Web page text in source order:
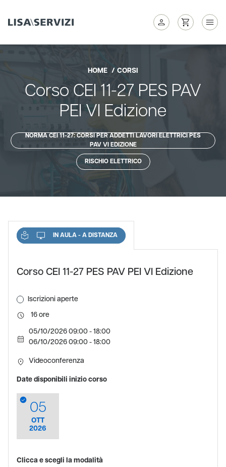
HOME CORSI
Corso CEI 11-27 PES PAV
PEI VI Edizione
NORMA CEI 11-27: CORSI PER ADDETTI LAVORI ELETTRICI PES
PAV VI EDIZIONE
RISCHIO ELETTRICO
IN AULA - A DISTANZA
Corso CEI 11-27 PES PAV PEI VI Edizione
Iscrizioni aperte
16
05/10/2026 09:00 - 18:00
06/10/2026 09:00 - 18:00
Videoconferenza
Date disponibili inizio corso
05
OTT
2026
Clicca e scegli la modalità